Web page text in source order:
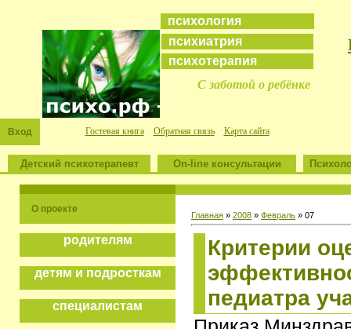
психология
психиатрия
психотерапия
С заботой о ребёнке
Вход Гостевая книга Обратная связь Карта сайта
Детский психотерапевт On-line консультации
О проекте
родителям
детям и подросткам
специалистам
Главная » 2008 » Февраль » 07
Критерии
педиатра